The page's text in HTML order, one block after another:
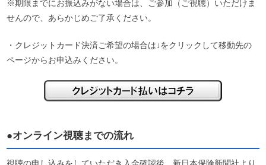
※期限までにお振込みがない場合は、ご参加（ご視聴）いただけま
せんので、あらかじめご了承ください。
・クレジットカード決済ご希望の場合は↓をクリックして移動先の
ページからお申込みください。
●オンライン視聴までの流れ